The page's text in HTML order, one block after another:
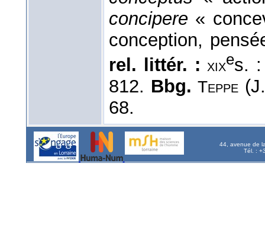
concipere «
conception,
rel. littér. : xixes.
812. Bbg. Teppe
68.
44, avenue de
Tél. :